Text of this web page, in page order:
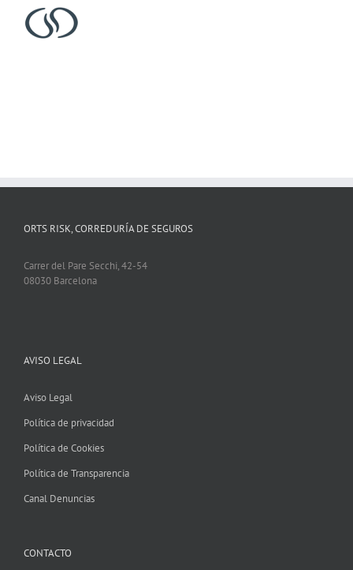
ORTS RISK, CORREDURÍA DE SEGUROS
Carrer del Pare Secchi, 42-54
08030 Barcelona
AVISO LEGAL
Aviso Legal
Política de privacidad
Política de Cookies
Política de Transparencia
Canal Denuncias
CONTACTO